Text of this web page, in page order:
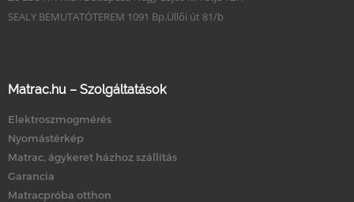
SEALY BEMUTATÓTEREM 1091 Bp.Üllői út 81/b
Matrac.hu – Szolgáltatások
Elektroszmogmérés
Nyomástérkép
Matrac, ágykeret házhoz szállítás
Garancia
Matracpróba otthon